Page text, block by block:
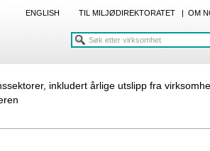
ENGLISH TIL MILJØDIREKTORATET | OM
inkludert årlige utslipp fra